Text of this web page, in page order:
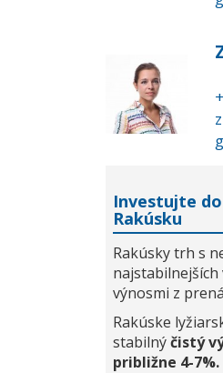
Investujte
Rakúsku
Rakúsky trh s
najstabilnejších
výnosmi z
Rakúske
stabilnýčistý
približne 4-7%.